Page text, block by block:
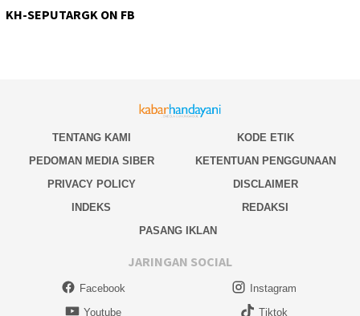
KH-SEPUTARGK ON FB
TENTANG KAMI
KODE ETIK
PEDOMAN MEDIA SIBER
KETENTUAN PENGGUNAAN
PRIVACY POLICY
DISCLAIMER
INDEKS
REDAKSI
PASANG IKLAN
JARINGAN SOCIAL
Facebook
Instagram
Youtube
Tiktok